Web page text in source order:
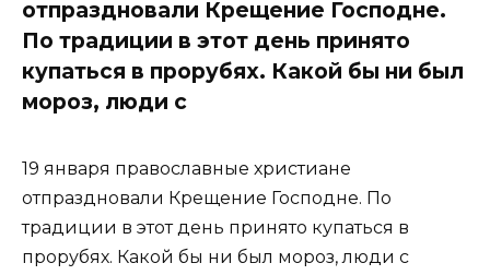
отпраздновали Крещение Господне.
По традиции в этот день принято
купаться в прорубях. Какой бы ни был
мороз, люди с
19 января православные христиане
отпраздновали Крещение Господне. По
традиции в этот день принято купаться в
прорубях. Какой бы ни был мороз, люди с